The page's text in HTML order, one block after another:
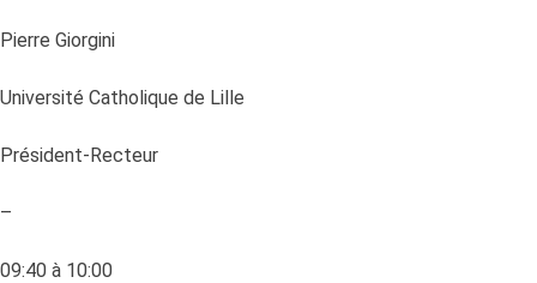
Pierre Giorgini
Université Catholique de Lille
Président-Recteur
–
09:40 à 10:00